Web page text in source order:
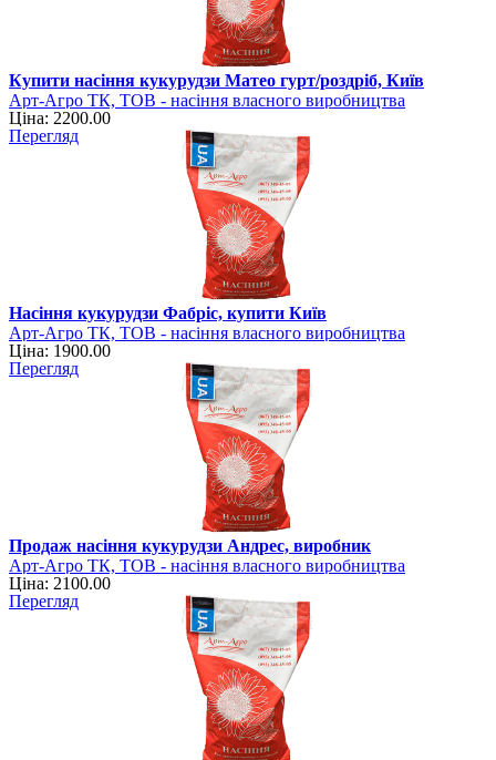
Купити насіння кукурудзи Матео гурт/роздріб, Київ
Арт-Агро ТК, ТОВ - насіння власного виробництва
Ціна: 2200.00
Перегляд
Насіння кукурудзи Фабріс, купити Київ
Арт-Агро ТК, ТОВ - насіння власного виробництва
Ціна: 1900.00
Перегляд
Продаж насіння кукурудзи Андрес, виробник
Арт-Агро ТК, ТОВ - насіння власного виробництва
Ціна: 2100.00
Перегляд